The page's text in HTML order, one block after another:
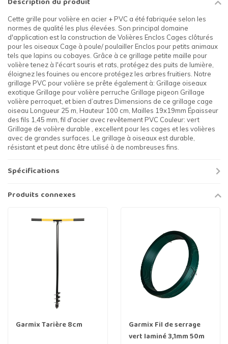
Description du produit
Cette grille pour volière en acier + PVC a été fabriquée selon les
normes de qualité les plus élevées. Son principal domaine
d'application est la construction de Volières Enclos Cages clôturés
pour les oiseaux Cage à poule/ poulailler Enclos pour petits animaux
tels que lapins ou cobayes. Grâce à ce grillage petite maille pour
volière tenez à l'écart souris et rats, protégez des puits de lumière,
éloignez les fouines ou encore protégez les arbres fruitiers. Notre
grillage PVC pour volière se prête également à: Grillage oiseaux
exotique Grillage pour volière perruche Grillage pigeon Grillage
volière perroquet, et bien d’autres Dimensions de ce grillage cage
oiseau Longueur 25 m, Hauteur 100 cm, Mailles 19x19mm Épaisseur
des fils 1,45 mm, fil d'acier avec revêtement PVC Couleur: vert
Grillage de volière durable , excellent pour les cages et les volières
avec de grandes surfaces. Le grillage à oiseaux est durable,
résistant et peut donc être utilisé à de nombreuses fins.
Spécifications
Produits connexes
Garmix Tarière 8cm
Garmix Fil de serrage
vert laminé 3,1mm 50m